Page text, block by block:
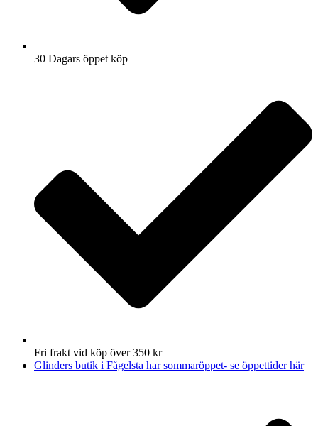
30 Dagars öppet köp
Fri frakt vid köp över 350 kr
Glinders butik i Fågelsta har sommaröppet- se öppettider här